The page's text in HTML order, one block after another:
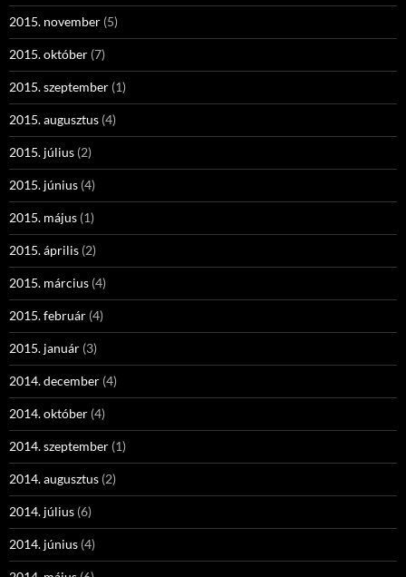
2015. november (5)
2015. október (7)
2015. szeptember (1)
2015. augusztus (4)
2015. július (2)
2015. június (4)
2015. május (1)
2015. április (2)
2015. március (4)
2015. február (4)
2015. január (3)
2014. december (4)
2014. október (4)
2014. szeptember (1)
2014. augusztus (2)
2014. július (6)
2014. június (4)